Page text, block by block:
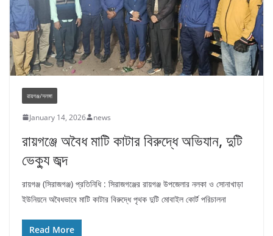
রায়গঞ্জ/সলঙ্গা
January 14, 2026 news
রায়গঞ্জে অবৈধ মাটি কাটার বিরুদ্ধে অভিযান, দুটি
ভেক্যু জব্দ
রায়গঞ্জ (সিরাজগঞ্জ) প্রতিনিধি : সিরাজগঞ্জের রায়গঞ্জ উপজেলার নলকা ও সোনাখাড়া
ইউনিয়নে অবৈধভাবে মাটি কাটার বিরুদ্ধে পৃথক দুটি মোবাইল কোর্ট পরিচালনা
Read More